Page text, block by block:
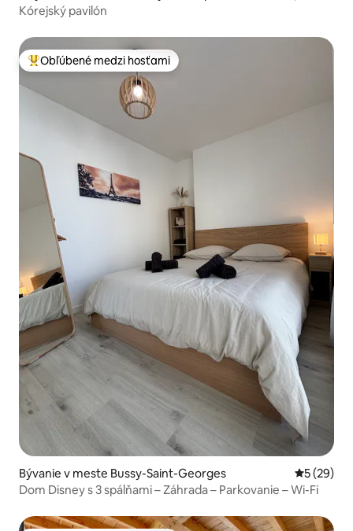
Kórejský pavilón
Najobľúbenejšie medzi hosťami
Obľúbené medzi hosťami
Bývanie v meste Bussy-Saint-Georges
5 (29)
Dom Disney s 3 spálňami – Záhrada – Parkovanie – Wi-Fi